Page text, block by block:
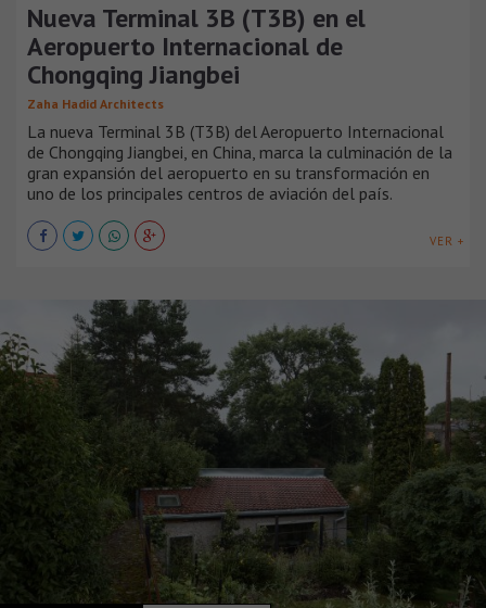
Nueva Terminal 3B (T3B) en el
Aeropuerto Internacional de
Chongqing Jiangbei
Zaha Hadid Architects
La nueva Terminal 3B (T3B) del Aeropuerto Internacional
de Chongqing Jiangbei, en China, marca la culminación de la
gran expansión del aeropuerto en su transformación en
uno de los principales centros de aviación del país.
VER +